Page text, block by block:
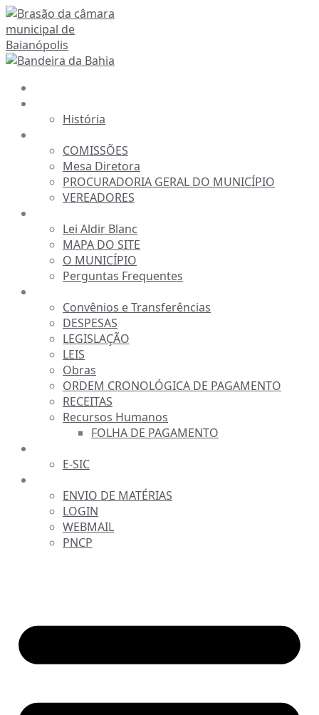
Ir
para
o
conteúdo
História
COMISSÕES
Mesa Diretora
PROCURADORIA GERAL DO MUNICÍPIO
VEREADORES
Lei Aldir Blanc
MAPA DO SITE
O MUNICÍPIO
Perguntas Frequentes
Convênios e Transferências
DESPESAS
LEGISLAÇÃO
LEIS
Obras
ORDEM CRONOLÓGICA DE PAGAMENTO
RECEITAS
Recursos Humanos
FOLHA DE PAGAMENTO
E-SIC
ENVIO DE MATÉRIAS
LOGIN
WEBMAIL
PNCP